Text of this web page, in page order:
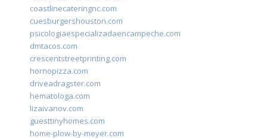
coastlinecateringnc.com
cuesburgershouston.com
psicologiaespecializadaencampeche.com
dmtacos.com
crescentstreetprinting.com
hornopizza.com
driveadragster.com
hematologa.com
lizaivanov.com
guesttinyhomes.com
home-plow-by-meyer.com